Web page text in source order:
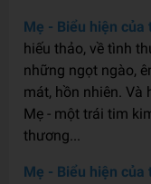
Mẹ - Biểu hiện của
hiếu thảo, về tình
những ngọt ngào,
mát, hồn nhiên. Và
Mẹ - một trái tim
thương...
Mẹ - Biểu hiện của